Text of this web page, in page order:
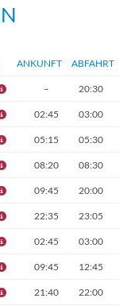
ANKUNFT ABFAHRT
– 20:30
02:45 03:00
05:15 05:30
08:20 08:30
09:45 20:00
22:35 23:05
02:45 03:00
09:45 12:45
21:40 22:00